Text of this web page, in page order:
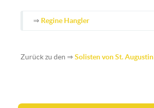
⇒ Regine Hangler
Zurück zu den ⇒ Solisten von St. Augustin